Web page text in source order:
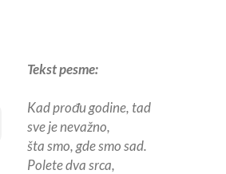
Tekst pesme:
Kad prođu godine, tad
sve je nevažno,
šta smo, gde smo sad.
Polete dva srca,